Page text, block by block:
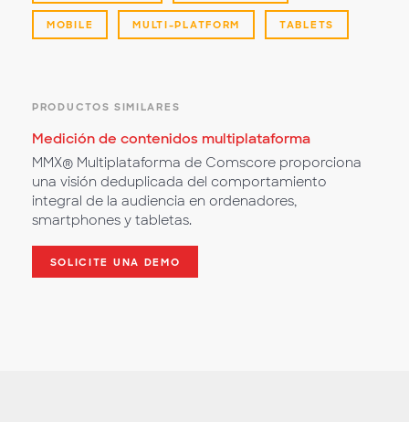
MOBILE MULTI-PLATFORM TABLETS
PRODUCTOS SIMILARES
Medición de contenidos multiplataforma
MMX® Multiplataforma de Comscore proporciona
una visión deduplicada del comportamiento
integral de la audiencia en ordenadores,
smartphones y tabletas.
SOLICITE UNA DEMO